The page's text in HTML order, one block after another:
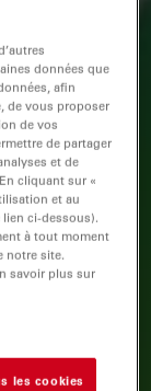
données que
afin
de vous proposer
de vos
de partager
et de
cliquant sur «
et au
lien ci-dessous).
à tout moment
notre site.
savoir plus sur
les cookies